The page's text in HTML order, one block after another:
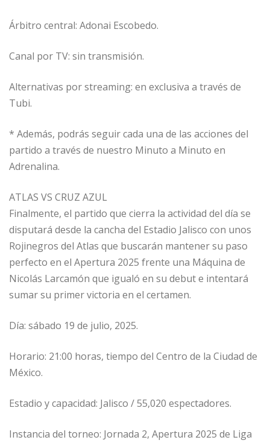
Árbitro central: Adonai Escobedo.
Canal por TV: sin transmisión.
Alternativas por streaming: en exclusiva a través de
Tubi.
* Además, podrás seguir cada una de las acciones del
partido a través de nuestro Minuto a Minuto en
Adrenalina.
ATLAS VS CRUZ AZUL
Finalmente, el partido que cierra la actividad del día se
disputará desde la cancha del Estadio Jalisco con unos
Rojinegros del Atlas que buscarán mantener su paso
perfecto en el Apertura 2025 frente una Máquina de
Nicolás Larcamón que igualó en su debut e intentará
sumar su primer victoria en el certamen.
Día: sábado 19 de julio, 2025.
Horario: 21:00 horas, tiempo del Centro de la Ciudad de
México.
Estadio y capacidad: Jalisco / 55,020 espectadores.
Instancia del torneo: Jornada 2, Apertura 2025 de Liga